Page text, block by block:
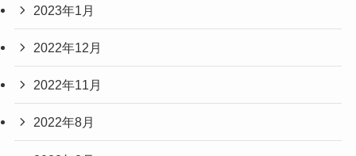
2023年1月
2022年12月
2022年11月
2022年8月